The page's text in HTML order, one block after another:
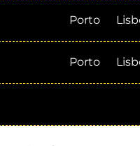
Porto
Porto